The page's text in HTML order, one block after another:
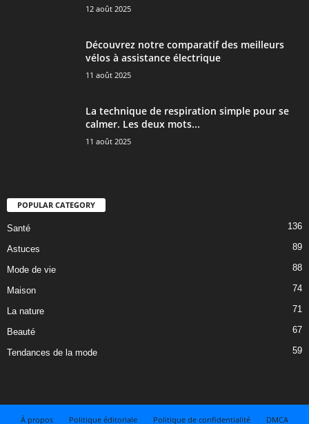
12 août 2025
Découvrez notre comparatif des meilleurs
vélos à assistance électrique
11 août 2025
La technique de respiration simple pour se
calmer. Les deux mots...
11 août 2025
POPULAR CATEGORY
Santé 136
Astuces 89
Mode de vie 88
Maison 74
La nature 71
Beauté 67
Tendances de la mode 59
À propos Politique éditoriale Politique de confidentialité DMCA